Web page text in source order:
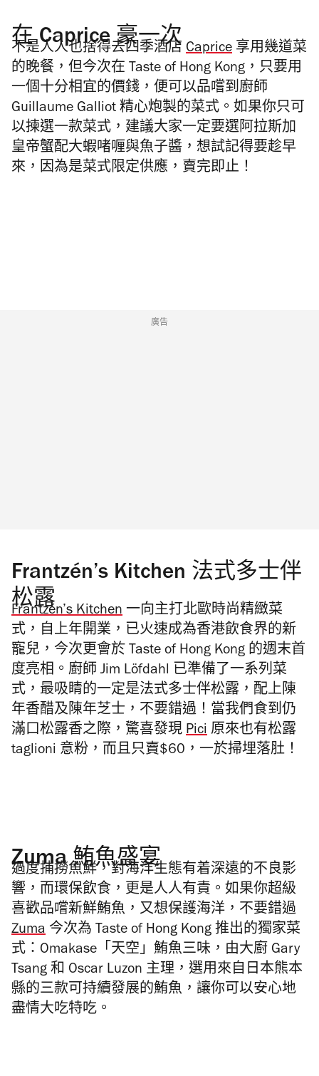
在 Caprice 豪一次
不是人人也捨得去四季酒店 Caprice 享用幾道菜
的晚餐，但今次在 Taste of Hong Kong，只要用
一個十分相宜的價錢，便可以品嚐到廚師
Guillaume Galliot 精心炮製的菜式。如果你只可
以揀選一款菜式，建議大家一定要選阿拉斯加
皇帝蟹配大蝦啫喱與魚子醬，想試記得要趁早
來，因為是菜式限定供應，賣完即止！
廣告
Frantzén’s Kitchen 法式多士伴
松露
Frantzén’s Kitchen 一向主打北歐時尚精緻菜
式，自上年開業，已火速成為香港飲食界的新
寵兒，今次更會於 Taste of Hong Kong 的週末首
度亮相。廚師 Jim Löfdahl 已準備了一系列菜
式，最吸睛的一定是法式多士伴松露，配上陳
年香醋及陳年芝士，不要錯過！當我們食到仍
滿口松露香之際，驚喜發現 Pici 原來也有松露
taglioni 意粉，而且只賣$60，一於掃埋落肚！
Zuma 鮪魚盛宴
過度捕撈魚鮮，對海洋生態有着深遠的不良影
響，而環保飲食，更是人人有責。如果你超級
喜歡品嚐新鮮鮪魚，又想保護海洋，不要錯過
Zuma 今次為 Taste of Hong Kong 推出的獨家菜
式：Omakase「天空」鮪魚三味，由大廚 Gary
Tsang 和 Oscar Luzon 主理，選用來自日本熊本
縣的三款可持續發展的鮪魚，讓你可以安心地
盡情大吃特吃。